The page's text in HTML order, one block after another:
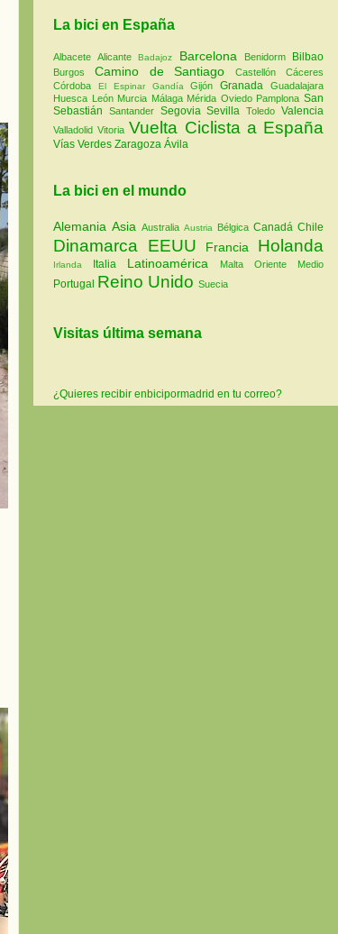
La bici en España
AlbaceteAlicanteBadajoz Barcelona Benidorm Bilbao
Burgos Camino de SantiagoCastellónCáceres
Córdoba El Espinar GandíaGijónGranadaGuadalajara
Huesca León Murcia Málaga Mérida Oviedo PamplonaSan
Sebastián Santander SegoviaSevillaToledoValencia
ValladolidVitoria Vuelta Ciclista a España
Vías Verdes Zaragoza Ávila
La bici en el mundo
Alemania Asia Australia Austria Bélgica Canadá Chile
Dinamarca EEUU Francia Holanda
Irlanda Italia Latinoamérica Malta Oriente Medio
Portugal Reino Unido Suecia
Visitas última semana
¿Quieres recibir enbicipormadrid en tu correo?